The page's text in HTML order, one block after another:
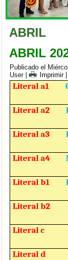
ABRIL
ABRIL
Publicado el
User| Imprimir|
Literal a1
Literal a2
Literal a3
Literal a4
Literal b1
Literal
Literal c
Literal d